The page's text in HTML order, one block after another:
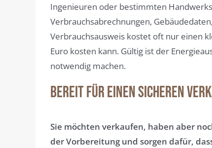
Ingenieuren oder bestimmten
Verbrauchsabrechnungen,
Verbrauchsausweis kostet oft nur einen
Euro kosten kann. Gültig ist der
notwendig machen.
Bereit für einen sicheren
Sie möchten verkaufen, haben aber
der Vorbereitung und sorgen dafür,